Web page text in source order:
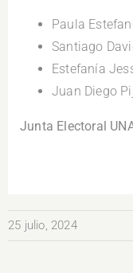
Paula
Santiago
Estefanía
Juan Diego
Junta Electoral
25 julio, 2024